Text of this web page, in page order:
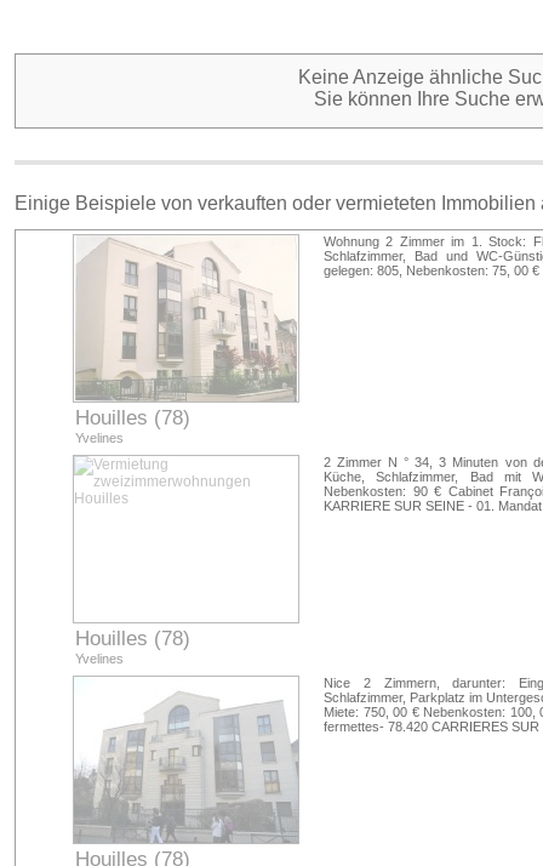
Keine Anzeige ähnliche
Sie können Ihre Suche
Einige Beispiele von verkauften oder vermieteten
Houilles (78)
Yvelines
Wohnung 2 Zimmer im 1. Stock:
Schlafzimmer, Bad und WC-
gelegen: 805, Nebenkosten: 75, 00
Houilles (78)
Yvelines
2 Zimmer N ° 34, 3 Minuten von
Küche, Schlafzimmer, Bad mit
Nebenkosten: 90 € Cabinet
KARRIERE SUR SEINE - 01.
Houilles (78)
Nice 2 Zimmern, darunter:
Schlafzimmer, Parkplatz im
Miete: 750, 00 € Nebenkosten:
fermettes- 78.420 CARRIERES